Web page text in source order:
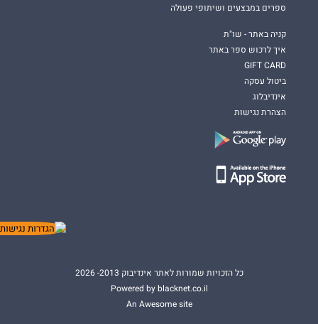
ספרים במבצעים ושיתופי פעולה
קניה באתר - שו"ת
איך לרכוש ספר באתר
GIFT CARD
ביטול עסקה
אינדיבלוג
הצהרת נגישות
כל הזכויות שמורות לאתר אינדיבוק 2013- 2026
Powered by blacknet.co.il
An Awesome site